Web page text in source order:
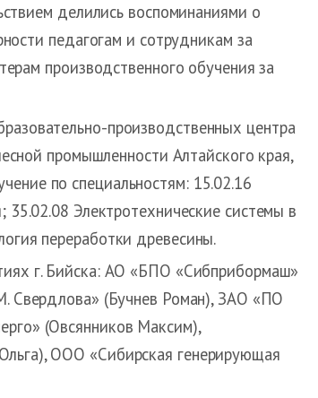
делились воспоминаниями о
педагогам и сотрудникам за
производственного обучения за
производственных центра
промышленности Алтайского края,
по специальностям: 15.02.16
Электротехнические системы в
переработки древесины.
г. Бийска: АО «БПО «Сибприбормаш»
Свердлова» (Бучнев Роман), ЗАО «ПО
(Овсянников Максим),
ООО «Сибирская генерирующая